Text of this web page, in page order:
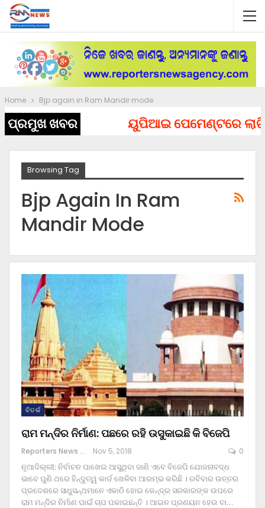
Home Bjp again in Ram Mandir mode
ପ୍ରମୁଖ ଖବର ୟୁପିଆଇ ପେମେଣ୍ଟରେ
Browsing Tag
Bjp Again In Ram
Mandir Mode
ବିତର୍କ
ରାମ ମନ୍ଦିର ନିର୍ମାଣ: ପଛରେ ରହି ଉସୁକାଇଛି କି ବିଜେପି
Reporters News Agency Nov 5, 2018 0
ନୂଆଦିଲ୍ଲୀ: ନିର୍ବାଚନ ପାଖେଇ ଆସୁଥିବା ଜାଣି ଏବେ ବିଜେପି ଯୋଜନାବଦ୍ଧ
ଭାବେ ପୁଣି ଥରେ ହିନ୍ଦୁତ୍ୱ କାର୍ଡ ଖେଳିବା ଆରମ୍ଭ କରିଛି । ରବିବାର ଉତ୍ତର
ପ୍ରଦେଶରେ ସାଧୁସନ୍ଥମାନେ ଏକାଠି ହୋଇ କେନ୍ଦ୍ର ସରକାରଙ୍କ ଉପରେ
ରାମ ମନ୍ଦିର ନିର୍ମାଣ ପାଇଁ ଚାପ ପକାଇଛନ୍ତି । ଆଇନ ପ୍ରଣୟନ ହେଉ ବା…